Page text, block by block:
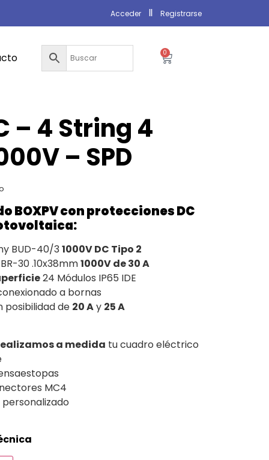
Acceder Registrarse
0
– 4 String 4
– SPD
BOXPV con protecciones DC
BUD-40/31000V DC Tipo 2
30 .10x38mm1000V de 30 A
24 Módulos IP65 IDE
a bornas
posibilidad de 20 Ay 25 A
a medida tu cuadro eléctrico
MC4